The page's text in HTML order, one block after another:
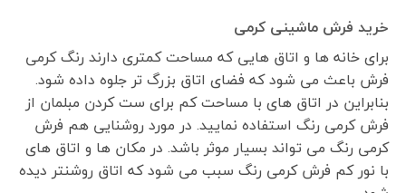
خرید فرش ماشینی کرمی
برای خانه ها و اتاق هایی که مساحت کمتری دارند رنگ کرمی
فرش باعث می شود که فضای اتاق بزرگ تر جلوه داده شود.
بنابراین در اتاق های با مساحت کم برای ست کردن مبلمان از
فرش کرمی رنگ استفاده نمایید. در مورد روشنایی هم فرش
کرمی رنگ می تواند بسیار موثر باشد. در مکان ها و اتاق های
با نور کم فرش کرمی رنگ سبب می شود که اتاق روشنتر دیده